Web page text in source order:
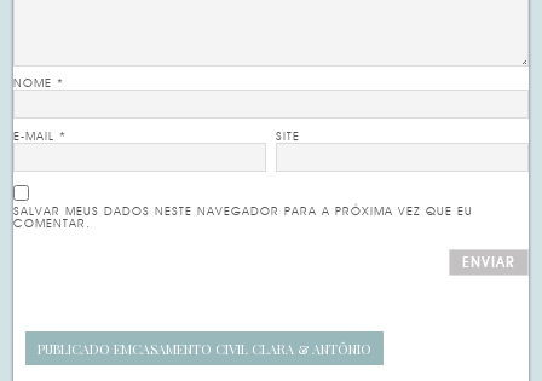
NOME*
E-MAIL* SITE
SALVAR MEUS DADOS NESTE NAVEGADOR PARA A PRÓXIMA VEZ QUE EU
COMENTAR.
PUBLICADO EMCASAMENTO CIVIL CLARA & ANTÔNIO